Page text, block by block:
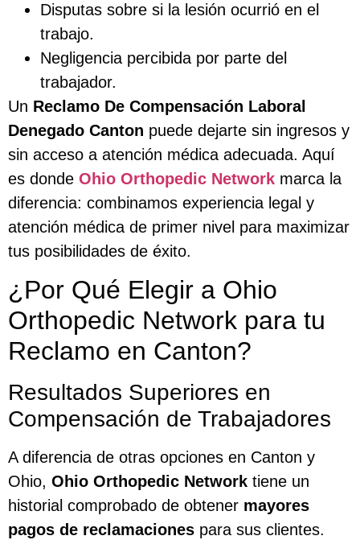
Disputas sobre si la lesión ocurrió en el
trabajo.
Negligencia percibida por parte del
trabajador.
Un Reclamo De Compensación Laboral
Denegado Canton puede dejarte sin ingresos y
sin acceso a atención médica adecuada. Aquí
es donde Ohio Orthopedic Network marca la
diferencia: combinamos experiencia legal y
atención médica de primer nivel para maximizar
tus posibilidades de éxito.
¿Por Qué Elegir a Ohio
Orthopedic Network para tu
Reclamo en Canton?
Resultados Superiores en
Compensación de Trabajadores
A diferencia de otras opciones en Canton y
Ohio, Ohio Orthopedic Network tiene un
historial comprobado de obtener mayores
pagos de reclamaciones para sus clientes.